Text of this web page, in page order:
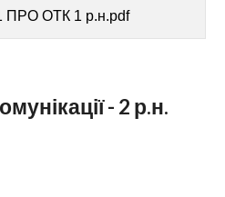
ПРО ОТК 1 р.н.pdf
- 2 р.н.